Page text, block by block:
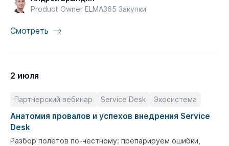
Product Owner ELMA365 Закупки
Смотреть
2 июля
Партнерский вебинар Service Desk Экосистема
Анатомия провалов и успехов внедрения Service
Desk
Разбор полётов по-честному: препарируем ошибки,